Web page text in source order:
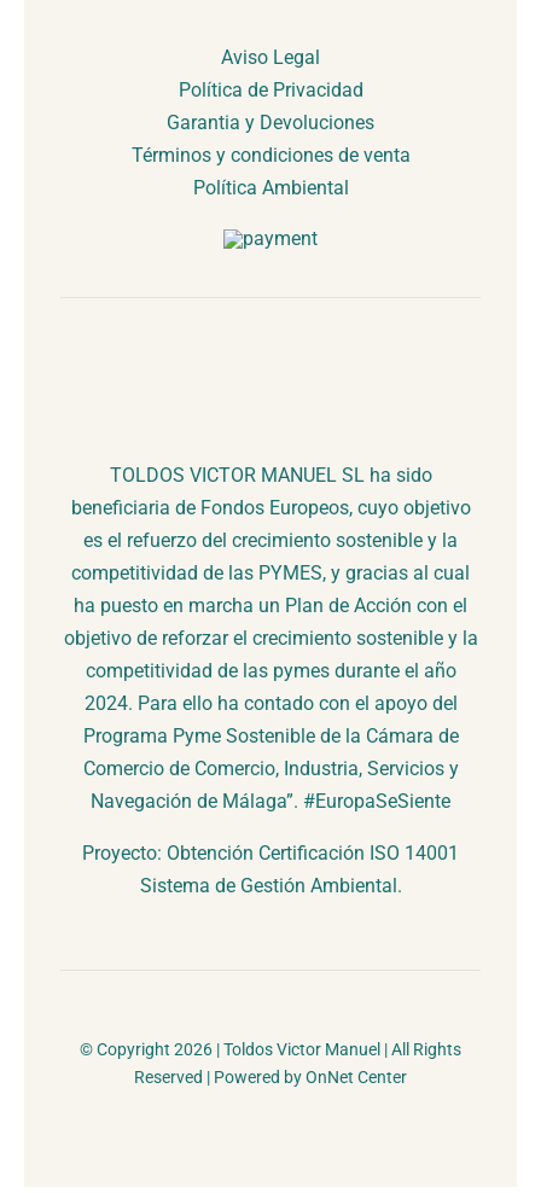
Aviso Legal
Política de Privacidad
Garantia y Devoluciones
Términos y condiciones de venta
Política Ambiental
TOLDOS VICTOR MANUEL SL ha sido
beneficiaria de Fondos Europeos, cuyo objetivo
es el refuerzo del crecimiento sostenible y la
competitividad de las PYMES, y gracias al cual
ha puesto en marcha un Plan de Acción con el
objetivo de reforzar el crecimiento sostenible y la
competitividad de las pymes durante el año
2024. Para ello ha contado con el apoyo del
Programa Pyme Sostenible de la Cámara de
Comercio de Comercio, Industria, Servicios y
Navegación de Málaga”. #EuropaSeSiente
Proyecto: Obtención Certificación ISO 14001
Sistema de Gestión Ambiental.
© Copyright 2026 | Toldos Victor Manuel | All Rights
Reserved | Powered by OnNet Center